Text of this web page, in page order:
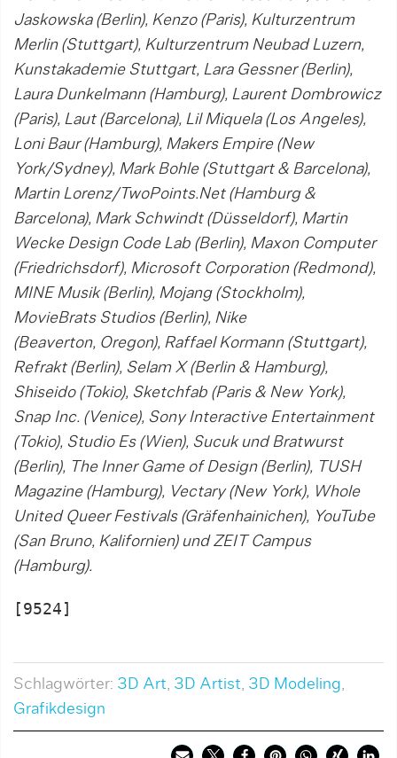
Jaskowska (Berlin), Kenzo (Paris), Kulturzentrum
Merlin (Stuttgart), Kulturzentrum Neubad Luzern,
Kunstakademie Stuttgart, Lara Gessner (Berlin),
Laura Dunkelmann (Hamburg), Laurent Dombrowicz
(Paris), Laut (Barcelona), Lil Miquela (Los Angeles),
Loni Baur (Hamburg), Makers Empire (New
York/Sydney), Mark Bohle (Stuttgart & Barcelona),
Martin Lorenz/TwoPoints.Net (Hamburg &
Barcelona), Mark Schwindt (Düsseldorf), Martin
Wecke Design Code Lab (Berlin), Maxon Computer
(Friedrichsdorf), Microsoft Corporation (Redmond),
MINE Musik (Berlin), Mojang (Stockholm),
MovieBrats Studios (Berlin), Nike
(Beaverton, Oregon), Raffael Kormann (Stuttgart),
Refrakt (Berlin), Selam X (Berlin & Hamburg),
Shiseido (Tokio), Sketchfab (Paris & New York),
Snap Inc. (Venice), Sony Interactive Entertainment
(Tokio), Studio Es (Wien), Sucuk und Bratwurst
(Berlin), The Inner Game of Design (Berlin), TUSH
Magazine (Hamburg), Vectary (New York), Whole
United Queer Festivals (Gräfenhainichen), YouTube
(San Bruno, Kalifornien) und ZEIT Campus
(Hamburg).
[9524]
Schlagwörter: 3D Art, 3D Artist, 3D Modeling,
Grafikdesign